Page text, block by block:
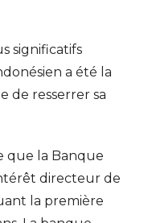
significatifs
a été la
de resserrer sa
que la Banque
directeur de
la première